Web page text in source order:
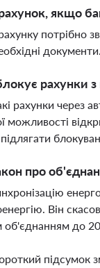
якщо
потрібно
рахунки з
рахунки через
можливості
про
Він
до
підсумок